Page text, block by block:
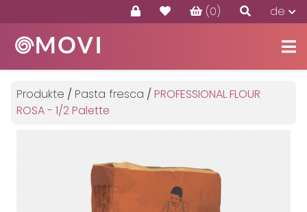
(0) de
Produkte
Kontakte
Produkte / Pasta fresca / PROFESSIONAL FLOUR
ROSA - 1/2 Palette